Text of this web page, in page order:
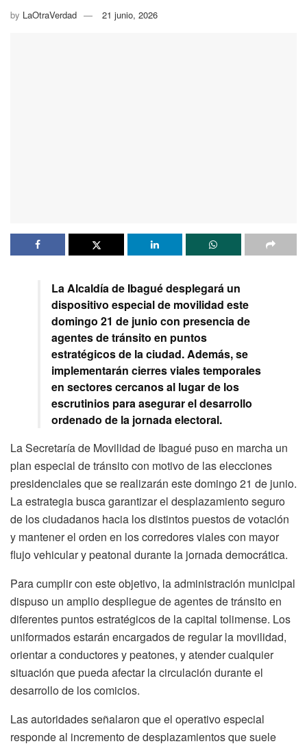
by LaOtraVerdad 21 junio, 2026
La Alcaldía de Ibagué desplegará un
dispositivo especial de movilidad este
domingo 21 de junio con presencia de
agentes de tránsito en puntos
estratégicos de la ciudad. Además, se
implementarán cierres viales temporales
en sectores cercanos al lugar de los
escrutinios para asegurar el desarrollo
ordenado de la jornada electoral.
La Secretaría de Movilidad de Ibagué puso en marcha un
plan especial de tránsito con motivo de las elecciones
presidenciales que se realizarán este domingo 21 de junio.
La estrategia busca garantizar el desplazamiento seguro
de los ciudadanos hacia los distintos puestos de votación
y mantener el orden en los corredores viales con mayor
flujo vehicular y peatonal durante la jornada democrática.
Para cumplir con este objetivo, la administración municipal
dispuso un amplio despliegue de agentes de tránsito en
diferentes puntos estratégicos de la capital tolimense. Los
uniformados estarán encargados de regular la movilidad,
orientar a conductores y peatones, y atender cualquier
situación que pueda afectar la circulación durante el
desarrollo de los comicios.
Las autoridades señalaron que el operativo especial
responde al incremento de desplazamientos que suele